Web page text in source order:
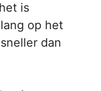
is
op het
dan